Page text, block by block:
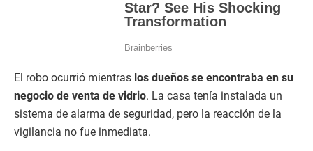
El robo ocurrió mientras los dueños se encontraba en su
negocio de venta de vidrio. La casa tenía instalada un
sistema de alarma de seguridad, pero la reacción de la
vigilancia no fue inmediata.